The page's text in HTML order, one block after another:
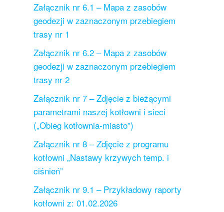
Załącznik nr 6.1 – Mapa z zasobów
geodezji w zaznaczonym przebiegiem
trasy nr 1
Załącznik nr 6.2 – Mapa z zasobów
geodezji w zaznaczonym przebiegiem
trasy nr 2
Załącznik nr 7 – Zdjęcie z bieżącymi
parametrami naszej kotłowni i sieci
(„Obieg kotłownia-miasto”)
Załącznik nr 8 – Zdjęcie z programu
kotłowni „Nastawy krzywych temp. i
ciśnień”
Załącznik nr 9.1 – Przykładowy raporty
kotłowni z: 01.02.2026